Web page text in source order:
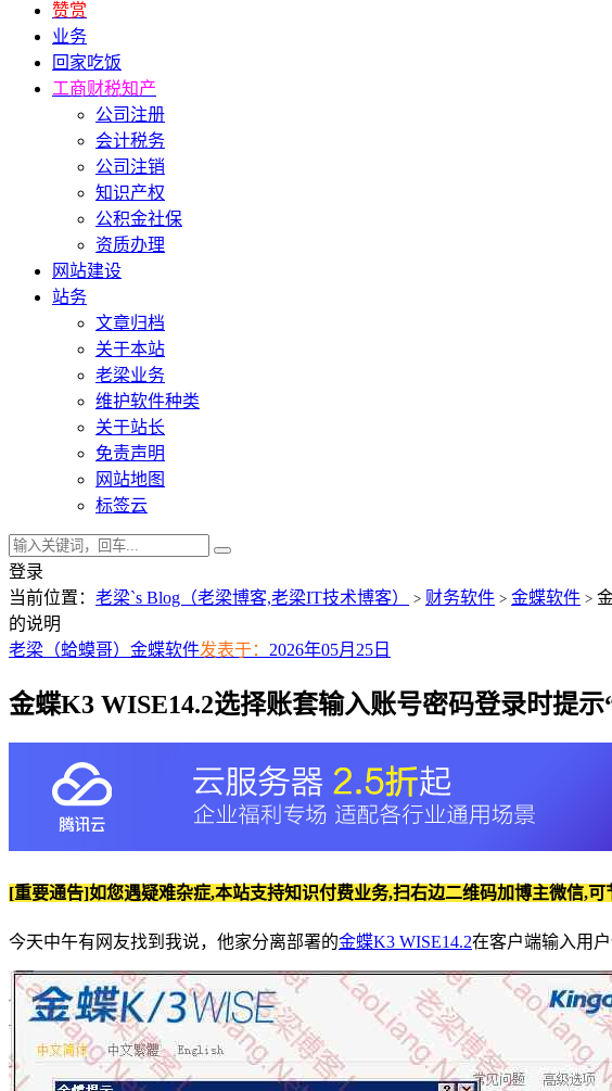
赞赏
业务
回家吃饭
工商财税知产
公司注册
会计税务
公司注销
知识产权
公积金社保
资质办理
网站建设
站务
文章归档
关于本站
老梁业务
维护软件种类
关于站长
免责声明
网站地图
标签云
登录
当前位置： 老梁`s Blog（老梁博客,老梁IT技术博客） > 财务软件 > 金蝶软件 >
的说明
老梁（蛤蟆哥） 金蝶软件发表于： 2026年05月25日
金蝶K3 WISE14.2选择账套输入账号密码登录时提
[重要通告]如您遇疑难杂症,本站支持知识付费业务,扫右边二维码加博主微信,可
今天中午有网友找到我说，他家分离部署的金蝶K3 WISE14.2在客户端输入用